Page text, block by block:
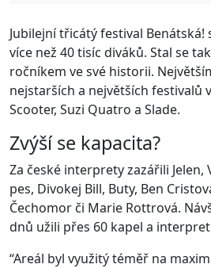
Jubilejní třicátý festival
více než 40 tisíc diváků. Stal se
ročníkem ve své historii.
nejstarších a největších festivalů
Scooter, Suzi Quatro a Slade.
Zvýší se kapacita?
Za české interprety zazářili Jelen,
pes, Divokej Bill, Buty, Ben
Čechomor či Marie Rottrová.
dnů užili přes 60 kapel a
“Areál byl využitý téměř na